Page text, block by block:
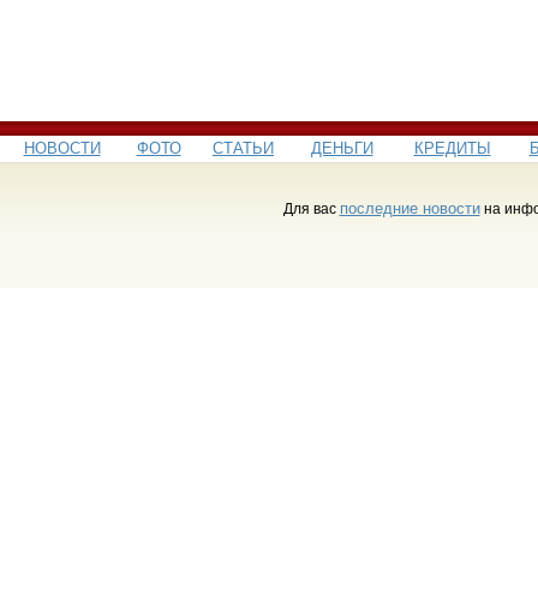
НОВОСТИ ФОТО СТАТЬИ ДЕНЬГИ КРЕДИТЫ
Для вас последние новостина